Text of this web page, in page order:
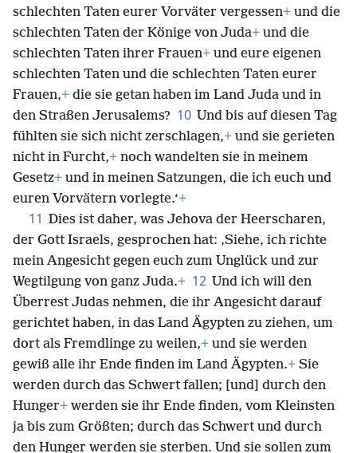
schlechten Taten eurer Vorväter vergessen+ und die
schlechten Taten der Könige von Juda+ und die
schlechten Taten ihrer Frauen+ und eure eigenen
schlechten Taten und die schlechten Taten eurer
Frauen,+ die sie getan haben im Land Juda und in
den Straßen Jerusalems? 10 Und bis auf diesen Tag
fühlten sie sich nicht zerschlagen,+ und sie gerieten
nicht in Furcht,+ noch wandelten sie in meinem
Gesetz+ und in meinen Satzungen, die ich euch und
euren Vorvätern vorlegte.‘+
11 Dies ist daher, was Jehova der Heerscharen,
der Gott Israels, gesprochen hat: ‚Siehe, ich richte
mein Angesicht gegen euch zum Unglück und zur
Wegtilgung von ganz Juda.+ 12 Und ich will den
Überrest Judas nehmen, die ihr Angesicht darauf
gerichtet haben, in das Land Ägypten zu ziehen, um
dort als Fremdlinge zu weilen,+ und sie werden
gewiß alle ihr Ende finden im Land Ägypten.+ Sie
werden durch das Schwert fallen; [und] durch den
Hunger+ werden sie ihr Ende finden, vom Kleinsten
ja bis zum Größten; durch das Schwert und durch
den Hunger werden sie sterben. Und sie sollen zum